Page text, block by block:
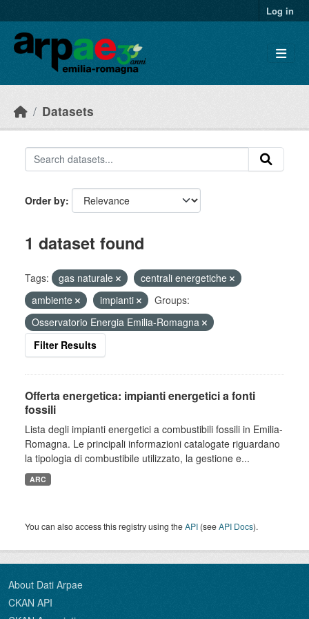
Log in
Datasets
Order by
1 dataset found
Tags: gas naturale
centrali energetiche
ambiente
impianti
Groups:
Osservatorio Energia Emilia-Romagna
Filter Results
Offerta energetica: impianti energetici a fonti
fossili
Lista degli impianti energetici a combustibili fossili in Emilia-
Romagna. Le principali informazioni catalogate riguardano
la tipologia di combustibile utilizzato, la gestione e...
ARC
You can also access this registry using theAPI (seeAPI Docs).
About Dati Arpae
CKAN API